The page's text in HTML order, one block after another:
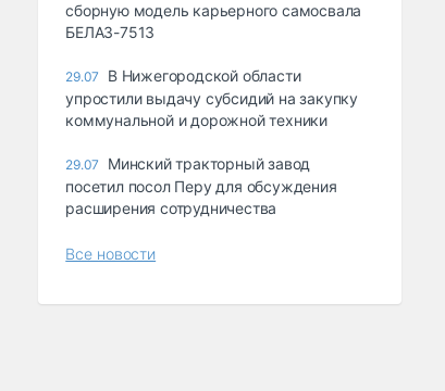
сборную модель карьерного самосвала
БЕЛАЗ-7513
29.07
В Нижегородской области
упростили выдачу субсидий на закупку
коммунальной и дорожной техники
29.07
Минский тракторный завод
посетил посол Перу для обсуждения
расширения сотрудничества
Все новости